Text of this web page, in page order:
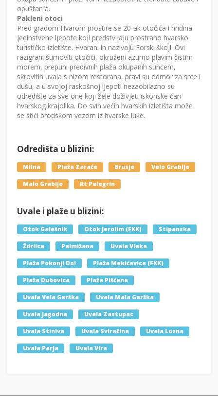
opuštanja.
Pakleni otoci
Pred gradom Hvarom prostire se 20-ak otočića i hridina
jedinstvene ljepote koji predstvljaju prostrano hvarsko
turističko izletište. Hvarani ih nazivaju Forski škoji. Ovi
razigrani šumoviti otočići, okruženi azurno plavim čistim
morem, prepuni predivnih plaža okupanih suncem,
skrovitih uvala s nizom restorana, pravi su odmor za srce i
dušu, a u svojoj raskošnoj ljepoti nezaobilazno su
odredište za sve one koji žele doživjeti iskonske čari
hvarskog krajolika. Do svih većih hvarskih izletišta može
se stići brodskom vezom iz hvarske luke.
Odredišta u blizini:
Milna Plaža Zaraće Brusje Velo Grablje
Malo Grablje Rt Pelegrin
Uvale i plaže u blizini:
Otok Galešnik Otok Jerolim (FKK) Stipanska
Ždrilca Palmižana Uvala Vlaka
Plaža Pokonji Dol Plaža Mekićevica (FKK)
Plaža Dubovica Plaža Pišćena
Uvala Vela Garška Uvala Mala Garška
Uvala Jagodna Uvala Zastupac
Uvala Stiniva Uvala Sviračina Uvala Lozna
Uvala Parja Uvala Vira